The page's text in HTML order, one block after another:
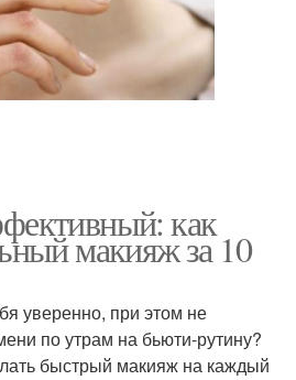
как
макияж за 10
уверенно, при этом не
по утрам на бьюти-рутину?
быстрый макияж на каждый